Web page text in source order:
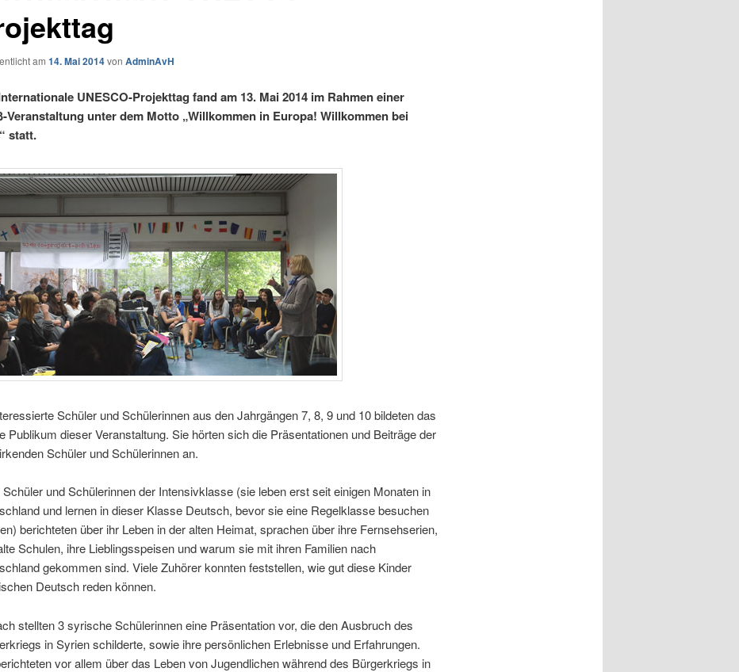
am 14. Mai 2014von AdminAvH
UNESCO-Projekttag fand am 13. Mai 2014 im Rahmen einer
Veranstaltung unter dem Motto „Willkommen in Europa! Willkommen bei
statt.
Schüler und Schülerinnen aus den Jahrgängen 7, 8, 9 und 10 bildeten das
Publikum dieser Veranstaltung. Sie hörten sich die Präsentationen und Beiträge der
Schüler und Schülerinnen an.
Schüler und Schülerinnen der Intensivklasse (sie leben erst seit einigen Monaten in
und lernen in dieser Klasse Deutsch, bevor sie eine Regelklasse besuchen
berichteten über ihr Leben in der alten Heimat, sprachen über ihre Fernsehserien,
Schulen, ihre Lieblingsspeisen und warum sie mit ihren Familien nach
gekommen sind. Viele Zuhörer konnten feststellen, wie gut diese Kinder
Deutsch reden können.
stellten 3 syrische Schülerinnen eine Präsentation vor, die den Ausbruch des
in Syrien schilderte, sowie ihre persönlichen Erlebnisse und Erfahrungen.
vor allem über das Leben von Jugendlichen während des Bürgerkriegs in